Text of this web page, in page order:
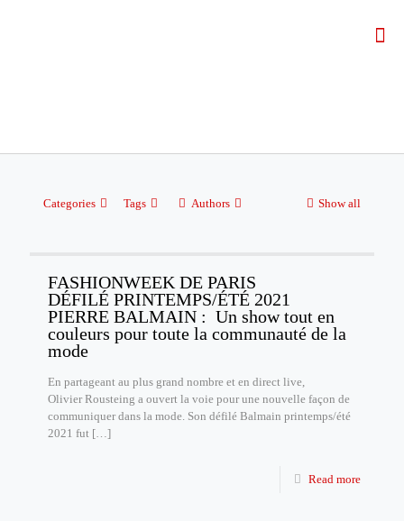
Categories Tags Authors Show all
FASHIONWEEK DE PARIS
DÉFILÉ PRINTEMPS/ÉTÉ 2021
PIERRE BALMAIN : Un show tout en
couleurs pour toute la communauté de la
mode
En partageant au plus grand nombre et en direct live,
Olivier Rousteing a ouvert la voie pour une nouvelle façon de
communiquer dans la mode. Son défilé Balmain printemps/été
2021 fut […]
Read more